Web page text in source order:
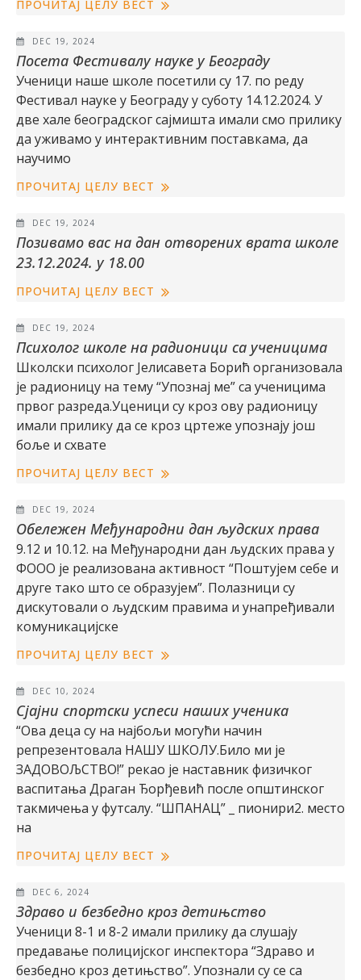
ПРОЧИТАЈ ЦЕЛУ ВЕСТ
DEC 19, 2024
Посета Фестивалу науке у Београду
Ученици наше школе посетили су 17. по реду
Фестивал науке у Београду у суботу 14.12.2024. У
две хале београдског сајмишта имали смо прилику
да уживамо у интерактивним поставкама, да
научимо
ПРОЧИТАЈ ЦЕЛУ ВЕСТ
DEC 19, 2024
Позивамо вас на дан отворених врата школе
23.12.2024. у 18.00
ПРОЧИТАЈ ЦЕЛУ ВЕСТ
DEC 19, 2024
Психолог школе на радионици са ученицима
Школски психолог Јелисавета Борић организовала
је радионицу на тему “Упознај ме” са ученицима
првог разреда.Уценици су кроз ову радионицу
имали прилику да се кроз цртеже упознају још
боље и схвате
ПРОЧИТАЈ ЦЕЛУ ВЕСТ
DEC 19, 2024
Обележен Међународни дан људских права
9.12 и 10.12. на Међународни дан људских права у
ФООО је реализована активност “Поштујем себе и
друге тако што се образујем”. Полазници су
дискутовали о људским правима и унапређивали
комуникацијске
ПРОЧИТАЈ ЦЕЛУ ВЕСТ
DEC 10, 2024
Сјајни спортски успеси наших ученика
“Ова деца су на најбољи могући начин
репрезентовала НАШУ ШКОЛУ.Било ми је
ЗАДОВОЉСТВО!” рекао је наставник физичког
васпитања Драган Ђорђевић после општинског
такмичења у футсалу. “ШПАНАЦ” _ пионири2. место
на
ПРОЧИТАЈ ЦЕЛУ ВЕСТ
DEC 6, 2024
Здраво и безбедно кроз детињство
Ученици 8-1 и 8-2 имали прилику да слушају
предавање полицијског инспектора “Здраво и
безбедно кроз детињство”. Упознали су се са